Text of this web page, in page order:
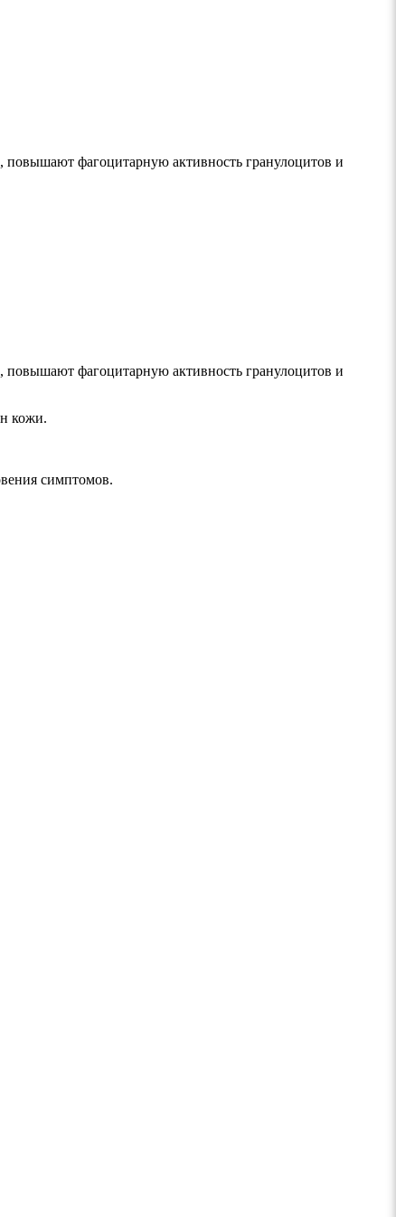
фагоцитарную активность гранулоцитов и
фагоцитарную активность гранулоцитов и
кожи.
симптомов.